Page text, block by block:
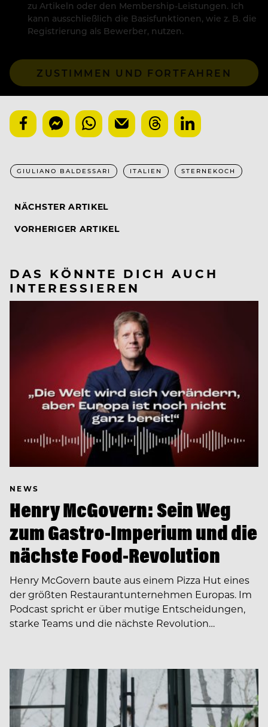
zu Artikeln oder den Membership-Leistungen. Ich
kann ausschließlich die Basisfunktionen, wie z. B. die
Registrierung als Bewerber, nutzen.
ZUSTIMMEN UND FORTFAHREN
GIULIANO BALDESSARI ITALIEN STERNEKOCH
NÄCHSTER ARTIKEL
VORHERIGER ARTIKEL
DAS KÖNNTE DICH AUCH
INTERESSIEREN
NEWS
Henry McGovern: Sein Weg
zum Gastro-Imperium und die
nächste Food-Revolution
Henry McGovern baute aus einem Pizza Hut eines
der größten Restaurantunternehmen Europas. Im
Podcast spricht er über mutige Entscheidungen,
starke Teams und die nächste Revolution…